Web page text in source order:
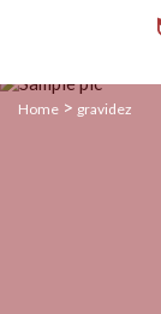
Home > gravidez